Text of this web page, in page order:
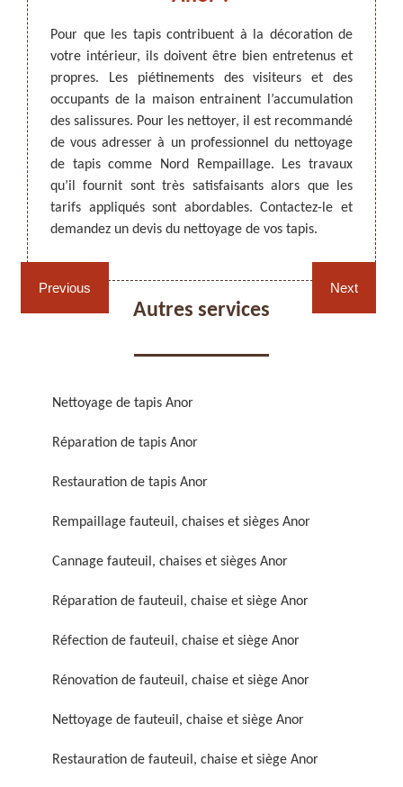
ARTISAN DEZITTER , REMPAILLAGE -
CANNAGE - RECOLLAGE, 59 NORD
Rempaillage fauteuil,
chaises et sièges 59
Cannage fauteuil, chaises
et sièges 59
chaise et siège 59
chaise et siège 59
Rénovation de fauteuil,
Nettoyage de fauteuil,
Previous
votre
Pour
est
À
le
lui le
Pour que les tapis contribuent à la décoration de
votre intérieur, ils doivent être bien entretenus et
propres. Les piétinements des visiteurs et des
occupants de la maison entrainent l’accumulation
des salissures. Pour les nettoyer, il est recommandé
de vous adresser à un professionnel du nettoyage
de tapis comme Nord Rempaillage. Les travaux
qu’il fournit sont très satisfaisants alors que les
tarifs appliqués sont abordables. Contactez-le et
demandez un devis du nettoyage de vos tapis.
Pour
faut
plus
Next
Autres services
Nettoyage de tapis Anor
Réparation de tapis Anor
Restauration de tapis Anor
Rempaillage fauteuil, chaises et sièges Anor
Cannage fauteuil, chaises et sièges Anor
Réparation de fauteuil, chaise et siège Anor
Réfection de fauteuil, chaise et siège Anor
Rénovation de fauteuil, chaise et siège Anor
Nettoyage de fauteuil, chaise et siège Anor
Restauration de fauteuil, chaise et siège Anor